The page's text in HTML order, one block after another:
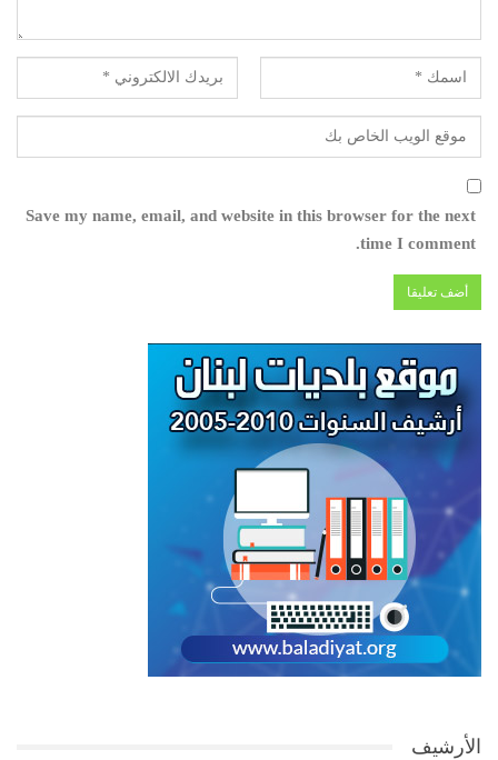
Save my name, email, and website in this browser for the next
time I comment.
الأرشيف